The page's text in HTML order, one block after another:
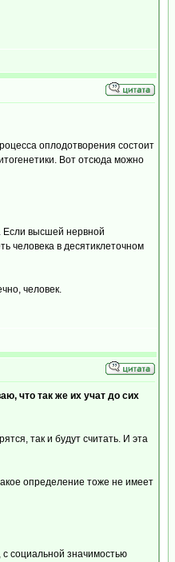
оплодотворения состоит
Вот отсюда можно
Если высшей нервной
человека в десятиклеточном
человек.
что так же их учат до сих
так и будут считать. И эта
определение тоже не имеет
социальной значимостью